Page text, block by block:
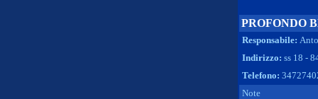
PROFONDO
Responsabile:
Indirizzo: ss 18 -
Telefono:
Note